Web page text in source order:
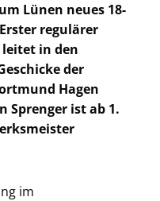
Lünen neues 18-
regulärer
in den
der
Hagen
Sprenger ist ab 1.
im